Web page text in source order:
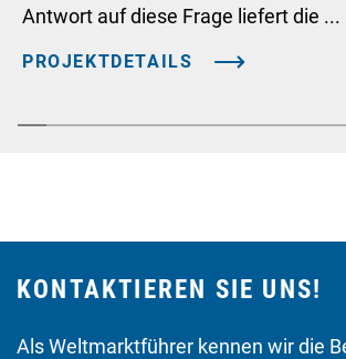
Antwort auf diese Frage liefert die ...
PROJEKTDETAILS
KONTAKTIEREN SIE UNS!
Als Weltmarktführer kennen wir die